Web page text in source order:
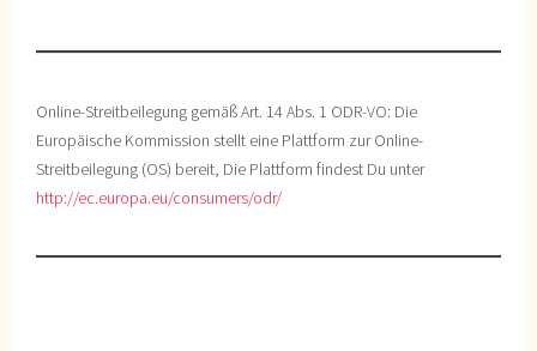
Online-Streitbeilegung gemäß Art. 14 Abs. 1 ODR-VO: Die
Europäische Kommission stellt eine Plattform zur Online-
Streitbeilegung (OS) bereit, Die Plattform findest Du unter
http://ec.europa.eu/consumers/odr/